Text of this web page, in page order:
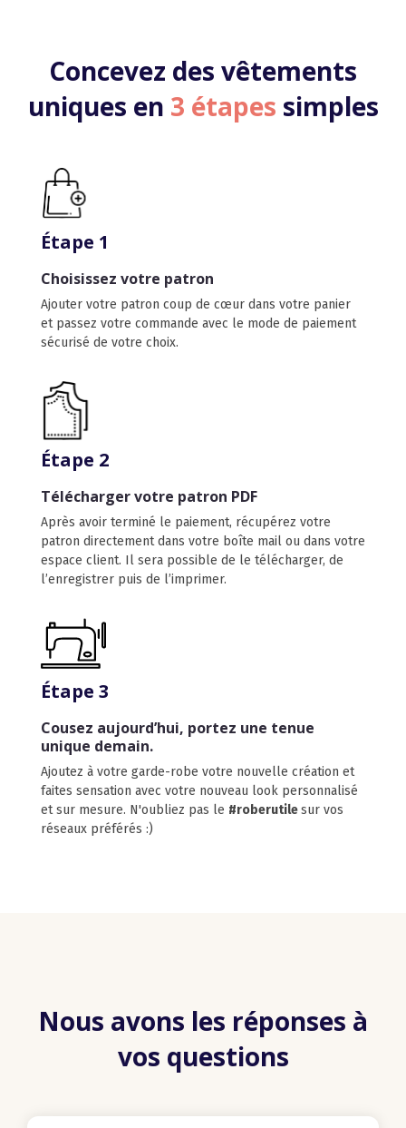
Concevez des vêtements
uniques en 3 étapes simples
Étape 1
Choisissez votre patron
Ajouter votre patron coup de cœur dans votre panier
et passez votre commande avec le mode de paiement
sécurisé de votre choix.
Étape 2
Télécharger votre patron PDF
Après avoir terminé le paiement, récupérez votre
patron directement dans votre boîte mail ou dans votre
espace client. Il sera possible de le télécharger, de
l’enregistrer puis de l’imprimer.
Étape 3
Cousez aujourd’hui, portez une tenue
unique demain.
Ajoutez à votre garde-robe votre nouvelle création et
faites sensation avec votre nouveau look personnalisé
et sur mesure. N'oubliez pas le #roberutilesur vos
réseaux préférés :)
Nous avons les réponses à
vos questions